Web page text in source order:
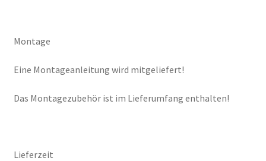
Montage
Eine Montageanleitung wird mitgeliefert!
Das Montagezubehör ist im Lieferumfang enthalten!
Lieferzeit